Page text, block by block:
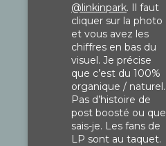
@linkinpark. Il faut
cliquer sur la photo
et vous avez les
chiffres en bas du
visuel. Je précise
que c’est du 100%
organique / naturel.
Pas d’histoire de
post boosté ou que
sais-je. Les fans de
LP sont au taquet.